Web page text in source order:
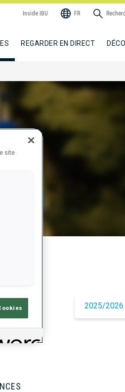
Inside IBU FR
REGARDER EN DIRECT
2025/2026
site